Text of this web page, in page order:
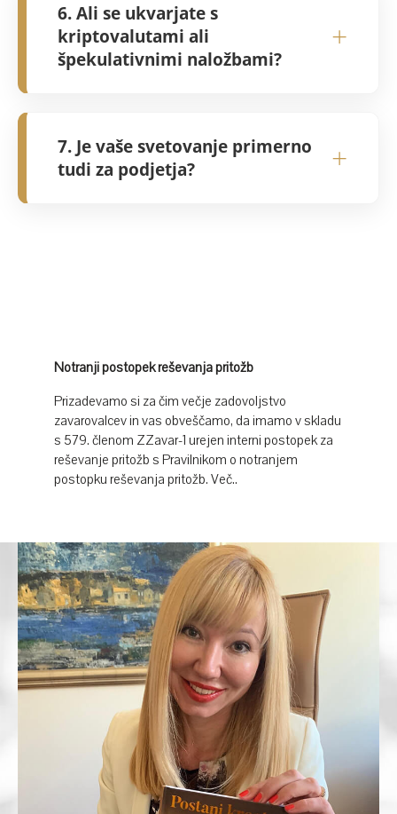
Zagotavljamo vam popolno diskretnost in
strokovno obravnavo v okolju, kjer se
boste počutili varne in slišane.
6. Ali se ukvarjate s
kriptovalutami ali
špekulativnimi naložbami?
+
modelom. Ne ukvarjamo se s špekulacijami
ali kriptovalutami, saj je naša prioriteta
7. Je vaše svetovanje primerno
tudi za podjetja?
+
Notranji postopek reševanja pritožb
Prizadevamo si za čim večje zadovoljstvo
zavarovalcev in vas obveščamo, da imamo v skladu
s 579. členom ZZavar-1 urejen interni postopek za
reševanje pritožb s Pravilnikom o notranjem
postopku reševanja pritožb. Več..